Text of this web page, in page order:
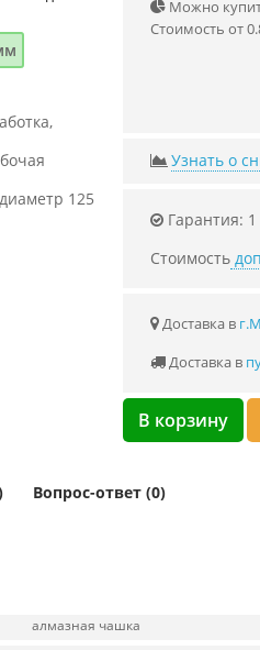
125
Можно
Стоимость от
Узнать о
Гарантия: 1
Стоимость
Доставка в
Доставка в
В корзину
Вопрос-ответ (0)
алмазная чашка